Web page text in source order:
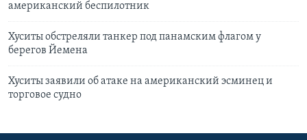
американский беспилотник
Хуситы обстреляли танкер под панамским флагом у
берегов Йемена
Хуситы заявили об атаке на американский эсминец и
торговое судно